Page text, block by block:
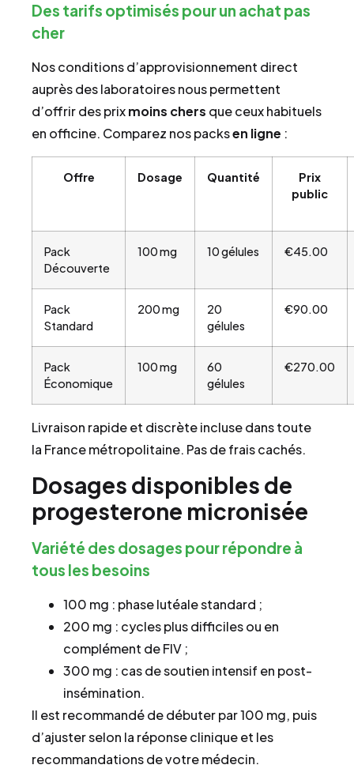
Des tarifs optimisés pour un achat pas
cher
Nos conditions d’approvisionnement direct
auprès des laboratoires nous permettent
d’offrir des prixmoins chers que ceux habituels
en officine. Comparez nos packsen ligne :
Offre Dosage Quantité
Prix
public
Pack
Découverte
100 mg 10 gélules €45.00
Pack
Standard
200 mg
20
gélules
€90.00
Pack
Économique
100 mg
60
gélules
€270.00
Livraison rapide et discrète incluse dans toute
la France métropolitaine. Pas de frais cachés.
Dosages disponibles de
progesterone micronisée
Variété des dosages pour répondre à
tous les besoins
100 mg : phase lutéale standard ;
200 mg : cycles plus difficiles ou en
complément de FIV ;
300 mg : cas de soutien intensif en post-
insémination.
Il est recommandé de débuter par 100 mg, puis
d’ajuster selon la réponse clinique et les
recommandations de votre médecin.